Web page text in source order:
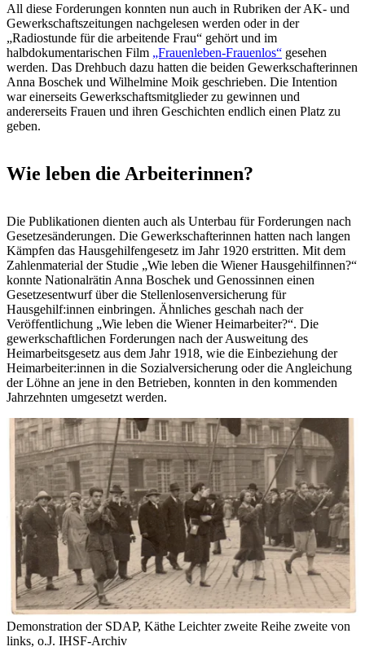
All diese Forderungen konnten nun auch in Rubriken der AK- und
Gewerkschaftszeitungen nachgelesen werden oder in der
„Radiostunde für die arbeitende Frau“ gehört und im
halbdokumentarischen Film „Frauenleben-Frauenlos“ gesehen
werden. Das Drehbuch dazu hatten die beiden Gewerkschafterinnen
Anna Boschek und Wilhelmine Moik geschrieben. Die Intention
war einerseits Gewerkschaftsmitglieder zu gewinnen und
andererseits Frauen und ihren Geschichten endlich einen Platz zu
geben.
Wie leben die Arbeiterinnen?
Die Publikationen dienten auch als Unterbau für Forderungen nach
Gesetzesänderungen. Die Gewerkschafterinnen hatten nach langen
Kämpfen das Hausgehilfengesetz im Jahr 1920 erstritten. Mit dem
Zahlenmaterial der Studie „Wie leben die Wiener Hausgehilfinnen?“
konnte Nationalrätin Anna Boschek und Genossinnen einen
Gesetzesentwurf über die Stellenlosenversicherung für
Hausgehilf:innen einbringen. Ähnliches geschah nach der
Veröffentlichung „Wie leben die Wiener Heimarbeiter?“. Die
gewerkschaftlichen Forderungen nach der Ausweitung des
Heimarbeitsgesetz aus dem Jahr 1918, wie die Einbeziehung der
Heimarbeiter:innen in die Sozialversicherung oder die Angleichung
der Löhne an jene in den Betrieben, konnten in den kommenden
Jahrzehnten umgesetzt werden.
Demonstration der SDAP, Käthe Leichter zweite Reihe zweite von
links, o.J. IHSF-Archiv